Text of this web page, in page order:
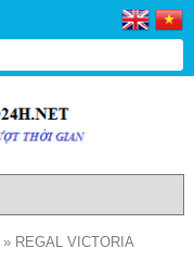
» REGAL VICTORIA